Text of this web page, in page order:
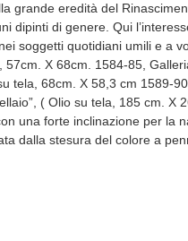
grande eredità del
dipinti di genere. Qui
soggetti quotidiani umili e a
57cm. X 68cm. 1584-85,
tela, 68cm. X 58,3 cm 1589-
( Olio su tela, 185 cm. X
una forte inclinazione per la
dalla stesura del colore a